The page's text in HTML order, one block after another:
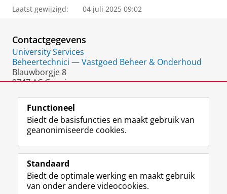
Laatst gewijzigd: 04 juli 2025 09:02
Contactgegevens
University Services
Beheertechnici — Vastgoed Beheer & Onderhoud
Blauwborgje 8
9747 AC Groningen
Volg de RUG
F
a
e
b
L
i
k
e
R
S
-
f
I
n
t
Y
o
T
Studiekiezers
Functioneel
Biedt de basisfuncties en maakt gebruik van
geanonimiseerde cookies.
Standaard
Biedt de optimale werking en maakt gebruik
van onder andere videocookies.